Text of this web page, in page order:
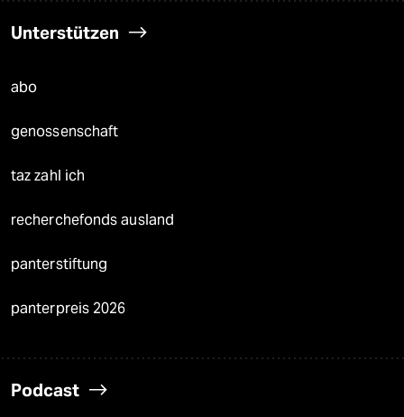
Unterstützen
abo
genossenschaft
taz zahl ich
recherchefonds ausland
panterstiftung
panterpreis 2026
Podcast